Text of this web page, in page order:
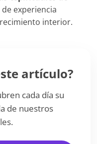
experiencia
interior.
artículo?
cada día su
de nuestros